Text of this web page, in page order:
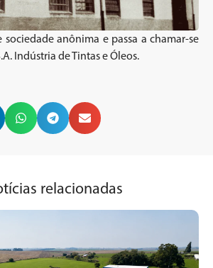
sociedade anônima e passa a chamar-se
Indústria de Tintas e Óleos.
relacionadas